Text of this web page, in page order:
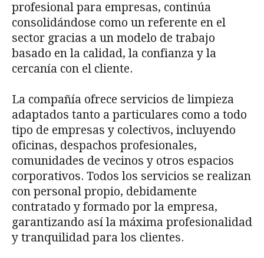
profesional para empresas, continúa
consolidándose como un referente en el
sector gracias a un modelo de trabajo
basado en la calidad, la confianza y la
cercanía con el cliente.
La compañía ofrece servicios de limpieza
adaptados tanto a particulares como a todo
tipo de empresas y colectivos, incluyendo
oficinas, despachos profesionales,
comunidades de vecinos y otros espacios
corporativos. Todos los servicios se realizan
con personal propio, debidamente
contratado y formado por la empresa,
garantizando así la máxima profesionalidad
y tranquilidad para los clientes.